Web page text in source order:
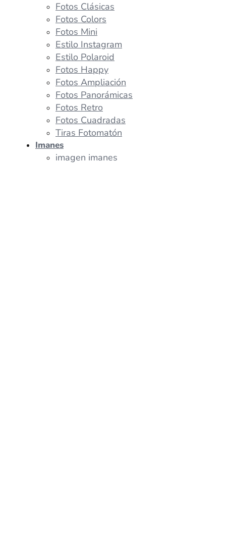
Fotos Clásicas
Fotos Colors
Fotos Mini
Estilo Instagram
Estilo Polaroid
Fotos Happy
Fotos Ampliación
Fotos Panorámicas
Fotos Retro
Fotos Cuadradas
Tiras Fotomatón
Imanes
imagen imanes